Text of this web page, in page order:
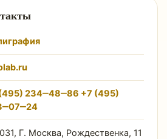
234‒48‒86 +7 (495)
Г. Москва, Рождественка, 11